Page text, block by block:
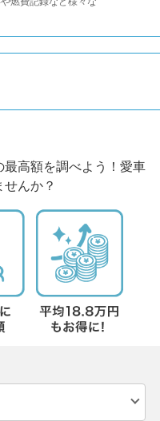
高額を調べよう！愛車
んか？